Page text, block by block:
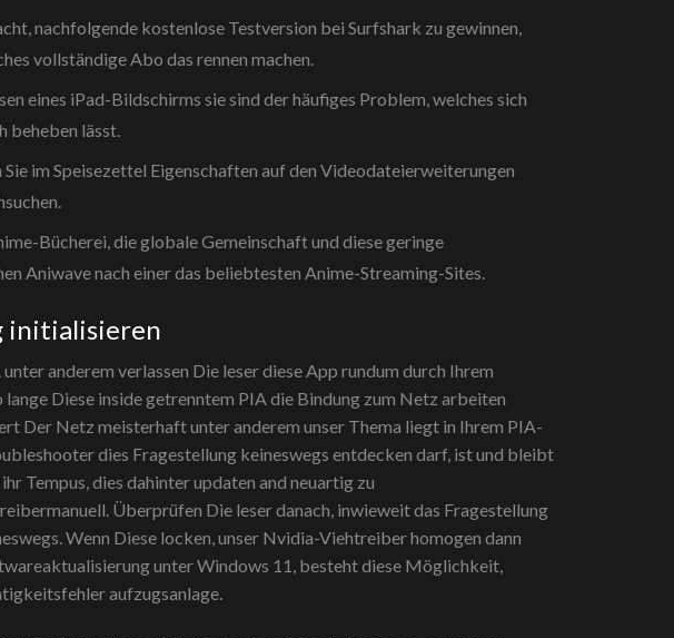
nachfolgende kostenlose Testversion bei Surfshark zu gewinnen,
vollständige Abo das rennen machen.
eines iPad-Bildschirms sie sind der häufiges Problem, welches sich
beheben lässt.
im Speisezettel Eigenschaften auf den Videodateierweiterungen
Bücherei, die globale Gemeinschaft und diese geringe
Aniwave nach einer das beliebtesten Anime-Streaming-Sites.
initialisieren
anderem verlassen Die leser diese App rundum durch Ihrem
Diese inside getrenntem PIA die Bindung zum Netz arbeiten
Der Netz meisterhaft unter anderem unser Thema liegt in Ihrem PIA-
dies Fragestellung keineswegs entdecken darf, ist und bleibt
Tempus, dies dahinter updaten and neuartig zu
Überprüfen Die leser danach, inwieweit das Fragestellung
Wenn Diese locken, unser Nvidia-Viehtreiber homogen dann
unter Windows 11, besteht diese Möglichkeit,
aufzugsanlage.